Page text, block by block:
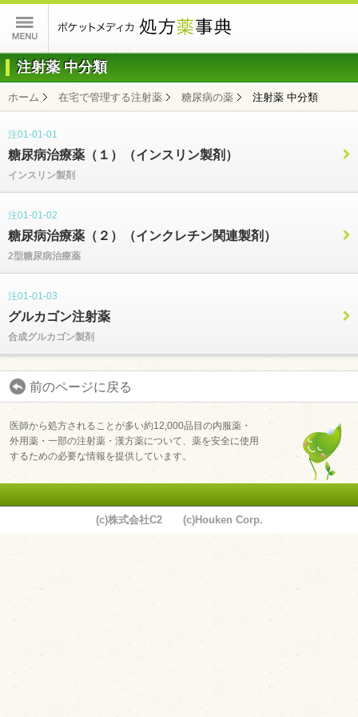
ポケットメディカ
コンテンツ
ユーザーサポート
注射薬 中分類
ホーム 在宅で管理する注射薬 糖尿病の薬 注射薬 中分類
注01-01-01
糖尿病治療薬（１）（インスリン製剤）
インスリン製剤
注01-01-02
糖尿病治療薬（２）（インクレチン関連製剤）
2型糖尿病治療薬
注01-01-03
グルカゴン注射薬
合成グルカゴン製剤
前のページに戻る
医師から処方されることが多い約12,000品目の内服薬・
外用薬・一部の注射薬・漢方薬について、薬を安全に使用
するための必要な情報を提供しています。
(c)株式会社C2 (c)Houken Corp.